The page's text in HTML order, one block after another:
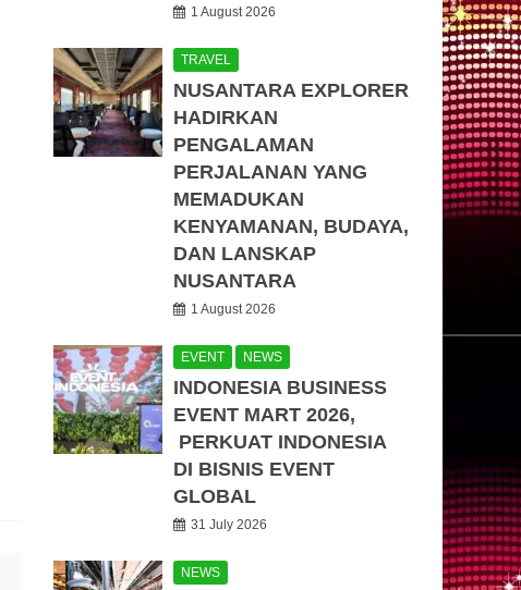
1 August 2026
TRAVEL
NUSANTARA EXPLORER
HADIRKAN
PENGALAMAN
PERJALANAN YANG
MEMADUKAN
KENYAMANAN, BUDAYA,
DAN LANSKAP
NUSANTARA
1 August 2026
EVENT NEWS
INDONESIA BUSINESS
EVENT MART 2026,
PERKUAT INDONESIA
DI BISNIS EVENT
GLOBAL
31 July 2026
NEWS